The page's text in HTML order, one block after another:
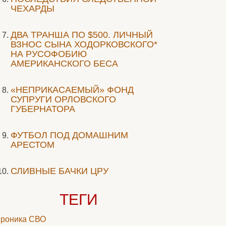
ЧЕХАРДЫ
ДВА ТРАНША ПО $500. ЛИЧНЫЙ
ВЗНОС СЫНА ХОДОРКОВСКОГО*
НА РУСОФОБИЮ
АМЕРИКАНСКОГО БЕСА
«НЕПРИКАСАЕМЫЙ» ФОНД
СУПРУГИ ОРЛОВСКОГО
ГУБЕРНАТОРА
ФУТБОЛ ПОД ДОМАШНИМ
АРЕСТОМ
СЛИВНЫЕ БАЧКИ ЦРУ
ТЕГИ
СВО